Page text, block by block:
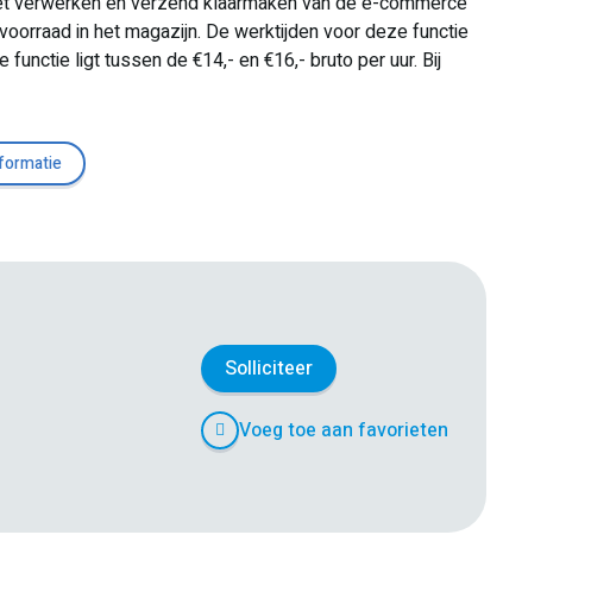
in het magazijn. De werktijden voor deze functie
ligt tussen de €14,- en €16,- bruto per uur. Bij
Solliciteer
Voeg toe aan favorieten